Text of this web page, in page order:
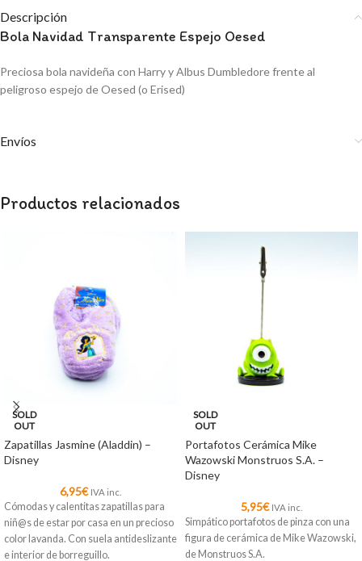
Descripción
Bola Navidad Transparente Espejo Oesed
Preciosa bola navideña con Harry y Albus Dumbledore frente al
peligroso espejo de Oesed (o Erised)
Envíos
Productos relacionados
SOLD
OUT
Zapatillas Jasmine (Aladdin) –
Disney
6,95€ IVA inc.
Cómodas y calentitas zapatillas para
niñ@s de estar por casa en un precioso
color lavanda. Con suela antideslizante
e interior de borreguillo.
SOLD
OUT
Portafotos Cerámica Mike
Wazowski Monstruos S.A. –
Disney
5,95€ IVA inc.
Simpático portafotos de pinza con una
figura de cerámica de Mike Wazowski,
de Monstruos S.A.